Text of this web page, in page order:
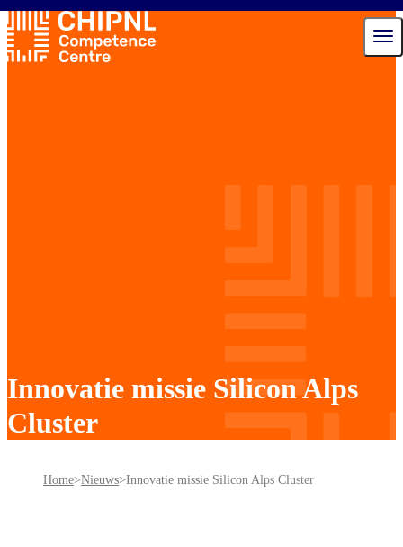
Innovatie missie Silicon Alps
Cluster
Home Nieuws Innovatie missie Silicon Alps Cluster